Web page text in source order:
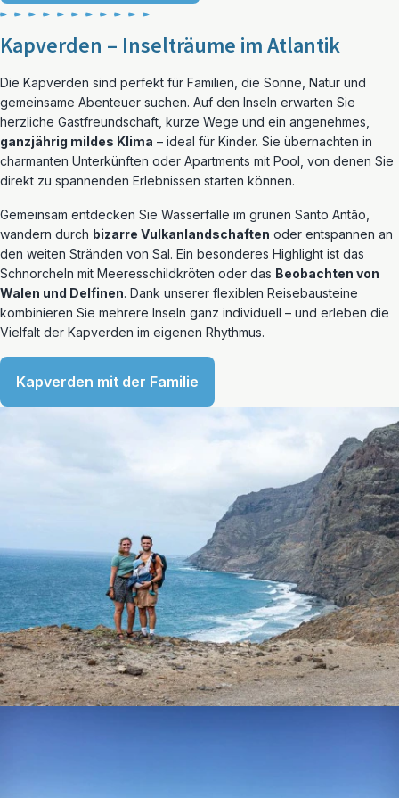
Kapverden – Inselträume im Atlantik
Die Kapverden sind perfekt für Familien, die Sonne, Natur und
gemeinsame Abenteuer suchen. Auf den Inseln erwarten Sie
herzliche Gastfreundschaft, kurze Wege und ein angenehmes,
ganzjährig mildes Klima – ideal für Kinder. Sie übernachten in
charmanten Unterkünften oder Apartments mit Pool, von denen Sie
direkt zu spannenden Erlebnissen starten können.
Gemeinsam entdecken Sie Wasserfälle im grünen Santo Antão,
wandern durch bizarre Vulkanlandschaften oder entspannen an
den weiten Stränden von Sal. Ein besonderes Highlight ist das
Schnorcheln mit Meeresschildkröten oder das Beobachten von
Walen und Delfinen. Dank unserer flexiblen Reisebausteine
kombinieren Sie mehrere Inseln ganz individuell – und erleben die
Vielfalt der Kapverden im eigenen Rhythmus.
Kapverden mit der Familie